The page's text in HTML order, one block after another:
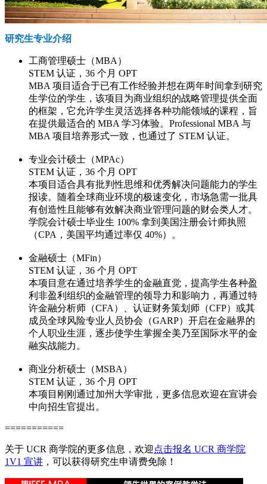
研究生专业介绍
工商管理硕士（MBA）
STEM 认证，36 个月 OPT
MBA 项目适合于已有工作经验并想在两年时间拿到研究
生学位的学生，该项目为商业组织的战略管理提供全面
的框架，它允许学生灵活选择各种功能领域的课程，旨
在提供最适合的 MBA 学习体验。Professional MBA 与
MBA 项目培养形式一致，也通过了 STEM 认证。
专业会计硕士（MPAc）
STEM 认证，36 个月 OPT
本项目适合具有批判性思维和优秀解决问题能力的学生
报读。随着全球商业环境的极速变化，市场急需一批具
有创造性且能够有效解决商业管理问题的财会类人才。
学院会计硕士毕业生 100% 拿到美国注册会计师执照
（CPA，美国平均通过率仅 40%）。
金融硕士（MFin）
STEM 认证，36 个月 OPT
本项目意在通过培养学生的金融直觉，提高学生各种盈
利非盈利组织的金融管理的领导力和影响力，再通过特
许金融分析师（CFA）、认证财务策划师（CFP）或其
成员全球风险专业人员协会（GARP）开启在金融界的
个人职业生涯，逐步使学生掌握全美乃至国际水平的金
融实战能力。
商业分析硕士（MSBA）
STEM 认证，36 个月 OPT
本项目刚刚通过加州大学审批，更多信息欢迎在宣讲会
中向招生官提出。
===========
关于 UCR 商学院的更多信息，欢迎 点击报名 UCR 商学院
1V1 宣讲 ，可以获得研究生申请费免除！